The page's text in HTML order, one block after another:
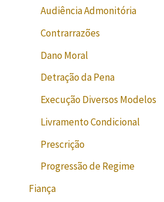
Audiência Admonitória
Contrarrazões
Dano Moral
Detração da Pena
Execução Diversos Modelos
Livramento Condicional
Prescrição
Progressão de Regime
Fiança